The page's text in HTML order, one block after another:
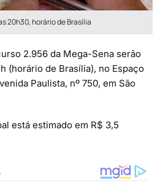
20h30, horário de Brasília
2.956 da Mega-Sena serão
(horário de Brasília), no Espaço
Paulista, nº 750, em São
está estimado em R$ 3,5